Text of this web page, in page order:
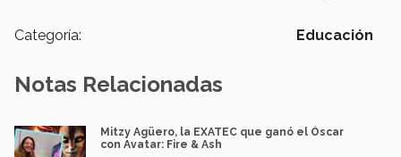
Categoría: Educación
Notas Relacionadas
Mitzy Agüero, la EXATEC que ganó el Óscar
con Avatar: Fire & Ash